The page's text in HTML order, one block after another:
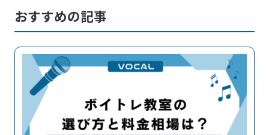
おすすめの記事